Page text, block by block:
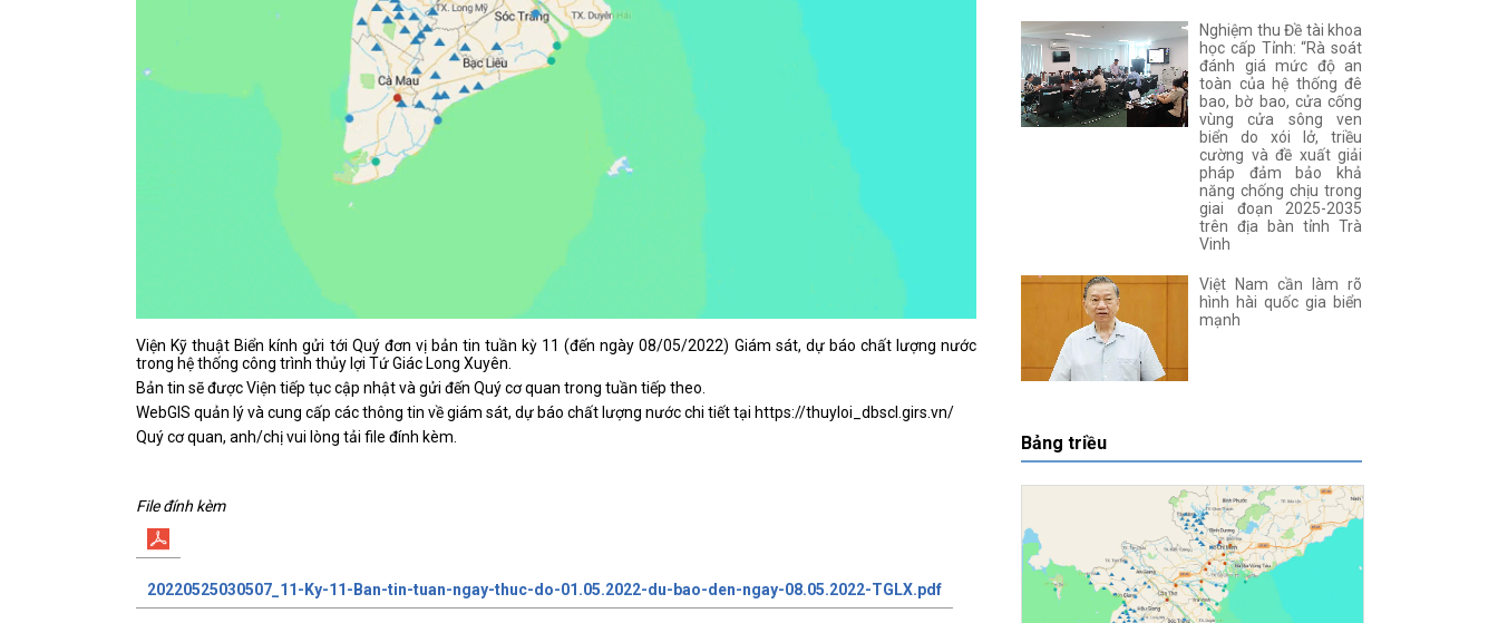
Viện Kỹ thuật Biển kính gửi tới Quý đơn vị bản tin tuần kỳ 11 (đến ngày 08/05/2022) Giám sát, dự báo chất lượng nước
trong hệ thống công trình thủy lợi Tứ Giác Long Xuyên.
Bản tin sẽ được Viện tiếp tục cập nhật và gửi đến Quý cơ quan trong tuần tiếp theo.
WebGIS quản lý và cung cấp các thông tin về giám sát, dự báo chất lượng nước chi tiết tại https://thuyloi_dbscl.girs.vn/
Quý cơ quan, anh/chị vui lòng tải file đính kèm.
File đính kèm
20220525030507_11-Ky-11-Ban-tin-tuan-ngay-thuc-do-01.05.2022-du-bao-den-ngay-08.05.2022-TGLX.pdf
Nghiệm thu Đề tài khoa
học cấp Tỉnh: “Rà soát
đánh giá mức độ an
toàn của hệ thống đê
bao, bờ bao, cửa cống
vùng cửa sông ven
biển do xói lở, triều
cường và đề xuất giải
pháp đảm bảo khả
năng chống chịu trong
giai đoạn 2025-2035
trên địa bàn tỉnh Trà
Vinh
Việt Nam cần làm rõ
hình hài quốc gia biển
mạnh
Bảng triều